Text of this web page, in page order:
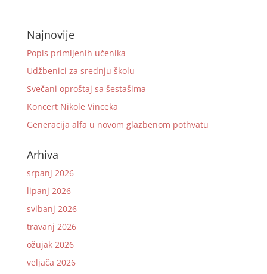
Najnovije
Popis primljenih učenika
Udžbenici za srednju školu
Svečani oproštaj sa šestašima
Koncert Nikole Vinceka
Generacija alfa u novom glazbenom pothvatu
Arhiva
srpanj 2026
lipanj 2026
svibanj 2026
travanj 2026
ožujak 2026
veljača 2026